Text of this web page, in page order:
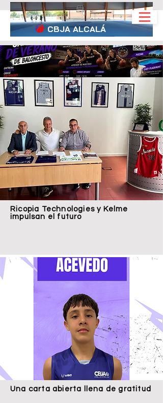
CBJA ALCALÁ
Ricopia Technologies y Kelme
impulsan el futuro
Una carta abierta llena de gratitud